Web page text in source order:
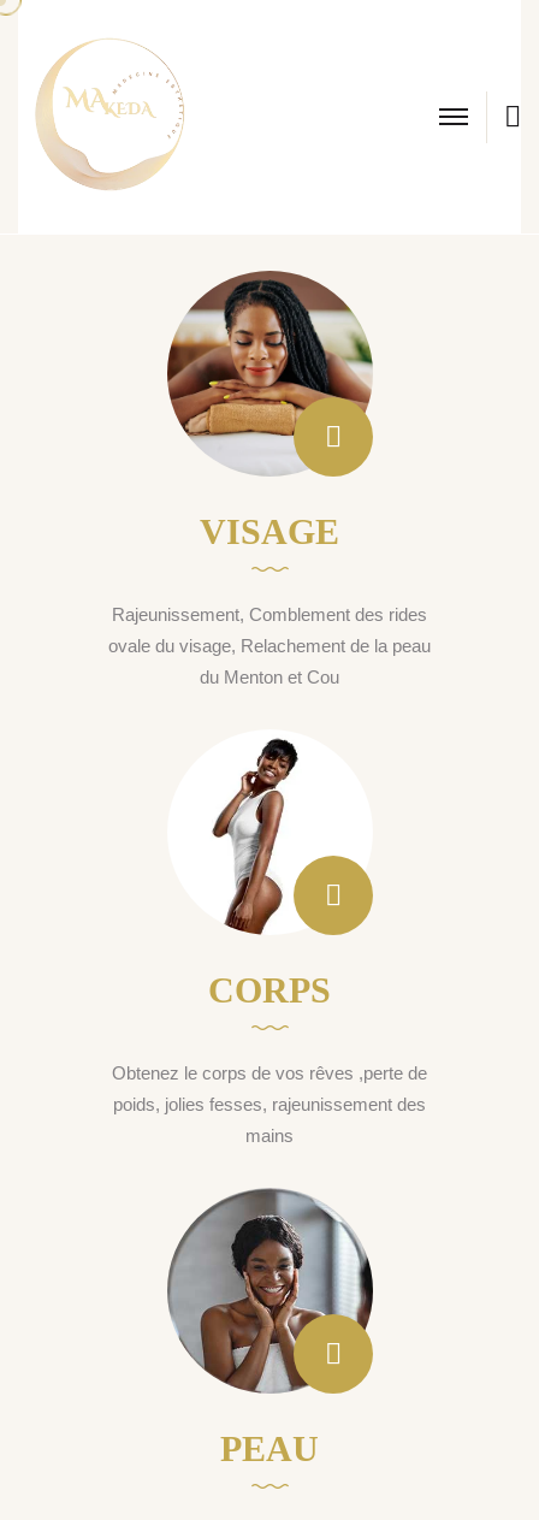
VISAGE
Rajeunissement, Comblement des rides
ovale du visage, Relachement de la peau
du Menton et Cou
CORPS
Obtenez le corps de vos rêves ,perte de
poids, jolies fesses, rajeunissement des
mains
PEAU